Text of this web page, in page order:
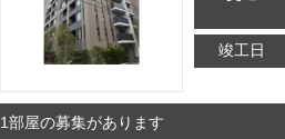
竣工日
1部屋の募集があります